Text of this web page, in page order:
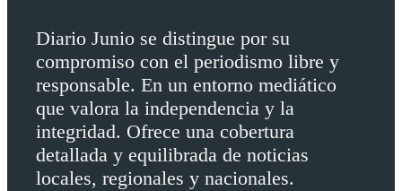
Diario Junio se distingue por su
compromiso con el periodismo libre y
responsable. En un entorno mediático
que valora la independencia y la
integridad. Ofrece una cobertura
detallada y equilibrada de noticias
locales, regionales y nacionales.